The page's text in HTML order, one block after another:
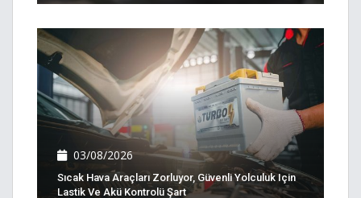
03/08/2026
Sıcak Hava Araçları Zorluyor, Güvenli Yolculuk Için
Lastik Ve Akü Kontrolü Şart